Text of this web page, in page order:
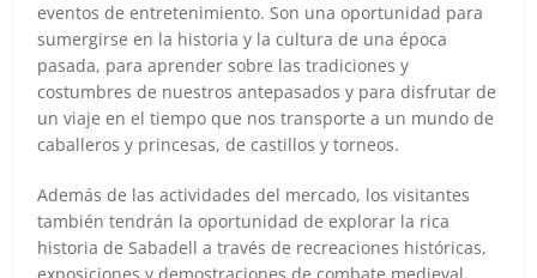
eventos de entretenimiento. Son una oportunidad para
sumergirse en la historia y la cultura de una época
pasada, para aprender sobre las tradiciones y
costumbres de nuestros antepasados y para disfrutar de
un viaje en el tiempo que nos transporte a un mundo de
caballeros y princesas, de castillos y torneos.
Además de las actividades del mercado, los visitantes
también tendrán la oportunidad de explorar la rica
historia de Sabadell a través de recreaciones históricas,